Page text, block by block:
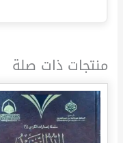
منتجات ذات صلة